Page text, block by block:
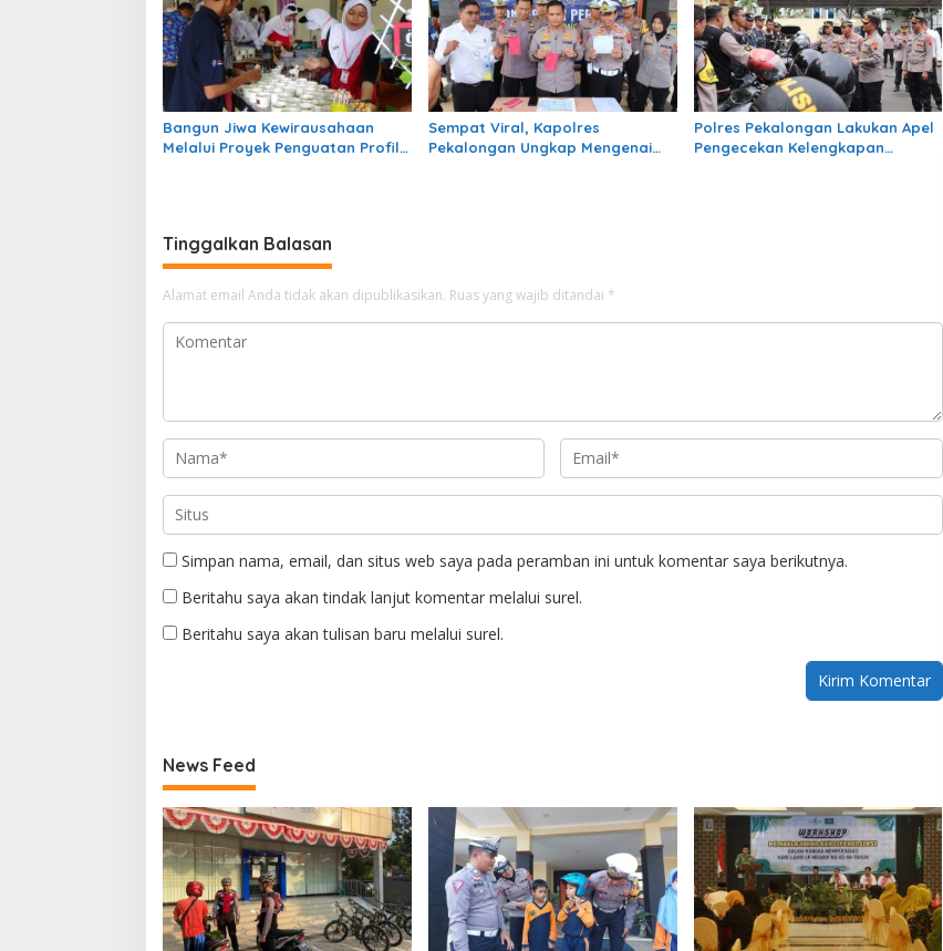
Bangun Jiwa Kewirausahaan
Melalui Proyek Penguatan Profil
Sempat Viral, Kapolres
Pekalongan Ungkap Mengenai
Polres Pekalongan Lakukan Apel
Pengecekan Kelengkapan
Tinggalkan Balasan
Alamat email Anda tidak akan dipublikasikan. Ruas yang wajib ditandai *
Simpan nama, email, dan situs web saya pada peramban ini untuk komentar saya berikutnya.
Beritahu saya akan tindak lanjut komentar melalui surel.
Beritahu saya akan tulisan baru melalui surel.
News Feed